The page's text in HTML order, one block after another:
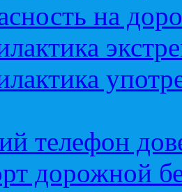
на
телефон
дорожной